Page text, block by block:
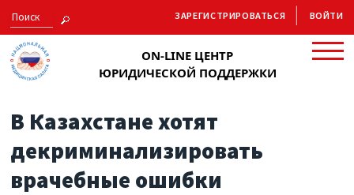
ON-LINE ЦЕНТР
ЮРИДИЧЕСКОЙ ПОДДЕРЖКИ
ЗАРЕГИСТРИРОВАТЬСЯ ВОЙТИ
В Казахстане хотят
декриминализировать
врачебные ошибки